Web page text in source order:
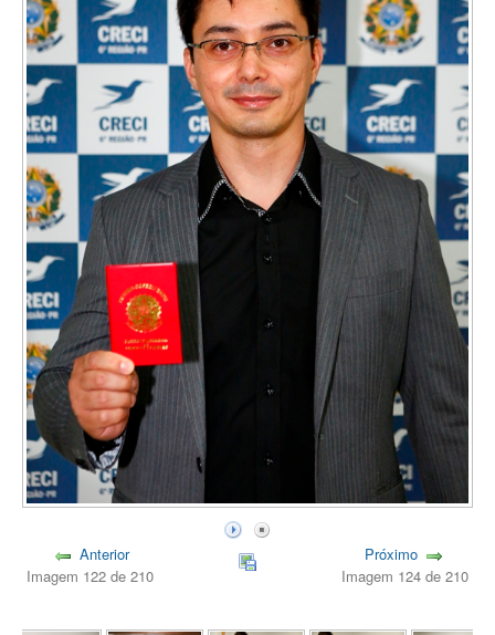
Anterior
Imagem 122 de 210
Próximo
Imagem 124 de 210